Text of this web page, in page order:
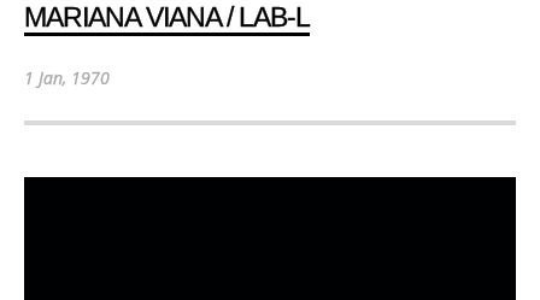
MARIANA VIANA / LAB-L
1 Jan, 1970